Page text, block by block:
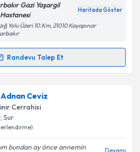
işlenmesine ilişkin
Aydınlatma
ve kişisel verilerimin belirtilen
kabul ediyorum.
Talebini Gönder
Gazi Yaşargil
Haritada Göster
Yolu Üzeri 10.Km, 21010 Kayapınar
Randevu Talep Et
Talebi
Mesutiçin randevu takvimi talebi
uzmandan randevu almanız için bir
e-posta ile bilgilendireceğiz.
Ceviz
Cerrahisi
, Sur
bundan ay önce annemin Devamı